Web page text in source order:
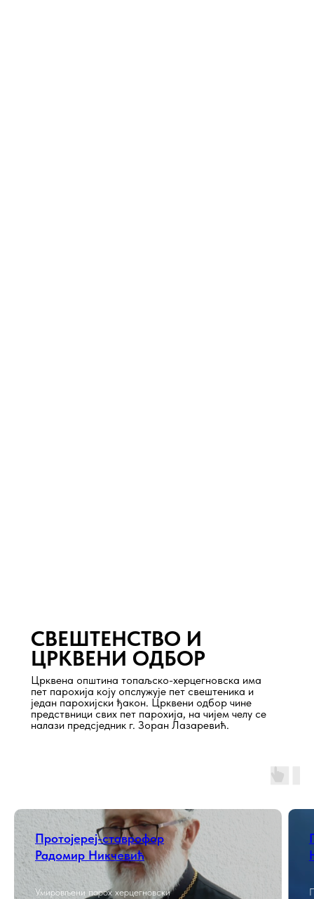
СВЕШТЕНСТВО И
ЦРКВЕНИ ОДБОР
Црквена општина топаљско-херцегновска има
пет парохија коју опслужује пет свештеника и
један парохијски ђакон. Црквени одбор чине
предствници свих пет парохија, на чијем челу се
налази предсједник г. Зоран Лазаревић.
Протојереј-ставрофор
Радомир Никчевић
Умировљени парох херцегновски